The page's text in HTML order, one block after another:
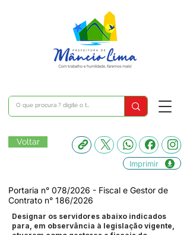
Voltar
Imprimir
Portaria n° 078/2026 - Fiscal e Gestor de
Contrato n° 186/2026
Designar os servidores abaixo indicados
para, em observância à legislação vigente,